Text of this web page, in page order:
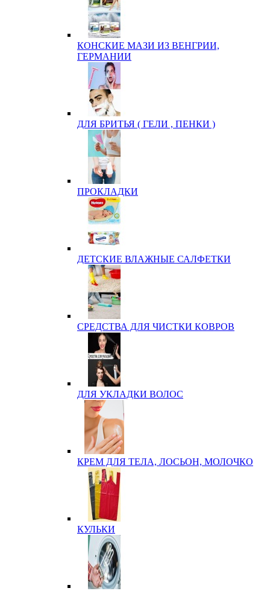
КОНСКИЕ МАЗИ ИЗ ВЕНГРИИ,
ГЕРМАНИИ
ДЛЯ БРИТЬЯ ( ГЕЛИ , ПЕНКИ )
ПРОКЛАДКИ
ДЕТСКИЕ ВЛАЖНЫЕ САЛФЕТКИ
СРЕДСТВА ДЛЯ ЧИСТКИ КОВРОВ
ДЛЯ УКЛАДКИ ВОЛОС
КРЕМ ДЛЯ ТЕЛА, ЛОСЬОН, МОЛОЧКО
КУЛЬКИ